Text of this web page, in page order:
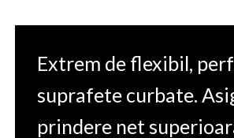
Extrem de flexibil,
suprafete curbate.
prindere net